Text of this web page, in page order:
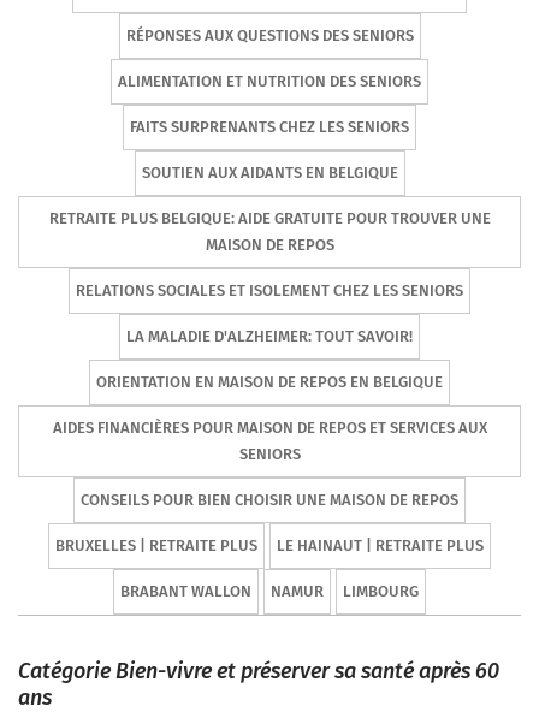
RÉPONSES AUX QUESTIONS DES SENIORS
ALIMENTATION ET NUTRITION DES SENIORS
FAITS SURPRENANTS CHEZ LES SENIORS
SOUTIEN AUX AIDANTS EN BELGIQUE
RETRAITE PLUS BELGIQUE: AIDE GRATUITE POUR TROUVER UNE
MAISON DE REPOS
RELATIONS SOCIALES ET ISOLEMENT CHEZ LES SENIORS
LA MALADIE D'ALZHEIMER: TOUT SAVOIR!
ORIENTATION EN MAISON DE REPOS EN BELGIQUE
AIDES FINANCIÈRES POUR MAISON DE REPOS ET SERVICES AUX
SENIORS
CONSEILS POUR BIEN CHOISIR UNE MAISON DE REPOS
BRUXELLES | RETRAITE PLUS LE HAINAUT | RETRAITE PLUS
BRABANT WALLON NAMUR LIMBOURG
Catégorie Bien-vivre et préserver sa santé après 60
ans